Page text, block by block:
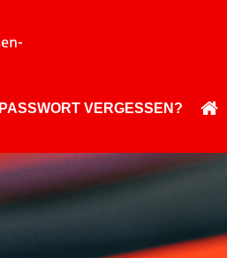
PASSWORT VERGESSEN?